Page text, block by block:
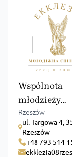
Wspólnota
młodzieży
„Ekklezia”
Rzeszów
ul. Targowa 4,
Rzeszów
+48 793 514